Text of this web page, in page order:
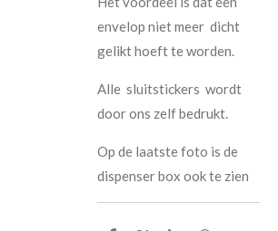
envelop niet meer dicht
gelikt hoeft te worden.
Alle sluitstickers wordt
door ons zelf bedrukt.
Op de laatste foto is de
dispenser box ook te zien